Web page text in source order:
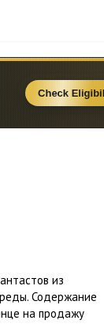
из
Содержание
на продажу